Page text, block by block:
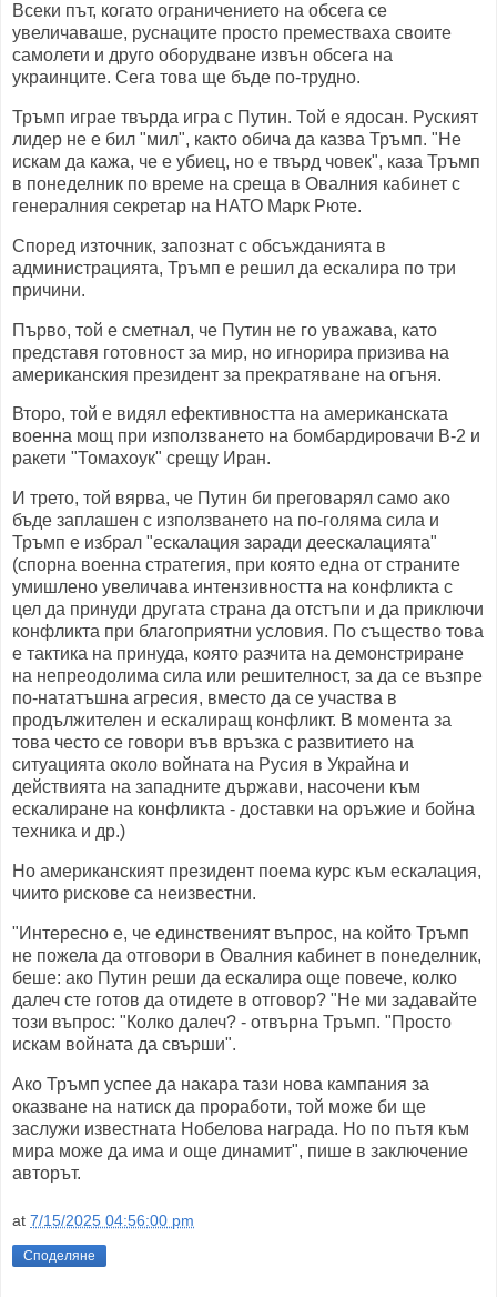
Всеки път, когато ограничението на обсега се
увеличаваше, руснаците просто преместваха своите
самолети и друго оборудване извън обсега на
украинците. Сега това ще бъде по-трудно.
Тръмп играе твърда игра с Путин. Той е ядосан. Руският
лидер не е бил "мил", както обича да казва Тръмп. "Не
искам да кажа, че е убиец, но е твърд човек", каза Тръмп
в понеделник по време на среща в Овалния кабинет с
генералния секретар на НАТО Марк Рюте.
Според източник, запознат с обсъжданията в
администрацията, Тръмп е решил да ескалира по три
причини.
Първо, той е сметнал, че Путин не го уважава, като
представя готовност за мир, но игнорира призива на
американския президент за прекратяване на огъня.
Второ, той е видял ефективността на американската
военна мощ при използването на бомбардировачи B-2 и
ракети "Томахоук" срещу Иран.
И трето, той вярва, че Путин би преговарял само ако
бъде заплашен с използването на по-голяма сила и
Тръмп е избрал "ескалация заради деескалацията"
(спорна военна стратегия, при която една от страните
умишлено увеличава интензивността на конфликта с
цел да принуди другата страна да отстъпи и да приключи
конфликта при благоприятни условия. По същество това
е тактика на принуда, която разчита на демонстриране
на непреодолима сила или решителност, за да се възпре
по-нататъшна агресия, вместо да се участва в
продължителен и ескалиращ конфликт. В момента за
това често се говори във връзка с развитието на
ситуацията около войната на Русия в Украйна и
действията на западните държави, насочени към
ескалиране на конфликта - доставки на оръжие и бойна
техника и др.)
Но американският президент поема курс към ескалация,
чиито рискове са неизвестни.
"Интересно е, че единственият въпрос, на който Тръмп
не пожела да отговори в Овалния кабинет в понеделник,
беше: ако Путин реши да ескалира още повече, колко
далеч сте готов да отидете в отговор? "Не ми задавайте
този въпрос: "Колко далеч? - отвърна Тръмп. "Просто
искам войната да свърши".
Ако Тръмп успее да накара тази нова кампания за
оказване на натиск да проработи, той може би ще
заслужи известната Нобелова награда. Но по пътя към
мира може да има и още динамит", пише в заключение
авторът.
at 7/15/2025 04:56:00 pm
Споделяне